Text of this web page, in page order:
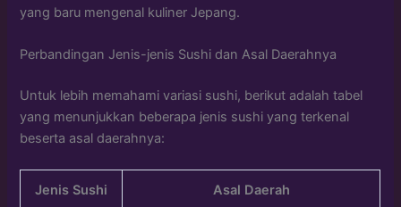
yang baru mengenal kuliner Jepang.
Perbandingan Jenis-jenis Sushi dan Asal Daerahnya
Untuk lebih memahami variasi sushi, berikut adalah tabel
yang menunjukkan beberapa jenis sushi yang terkenal
beserta asal daerahnya:
Jenis Sushi Asal Daerah